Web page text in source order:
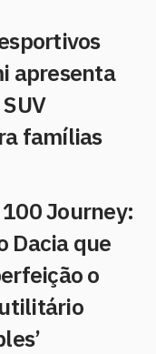
apresenta
famílias
Journey:
Dacia que
o